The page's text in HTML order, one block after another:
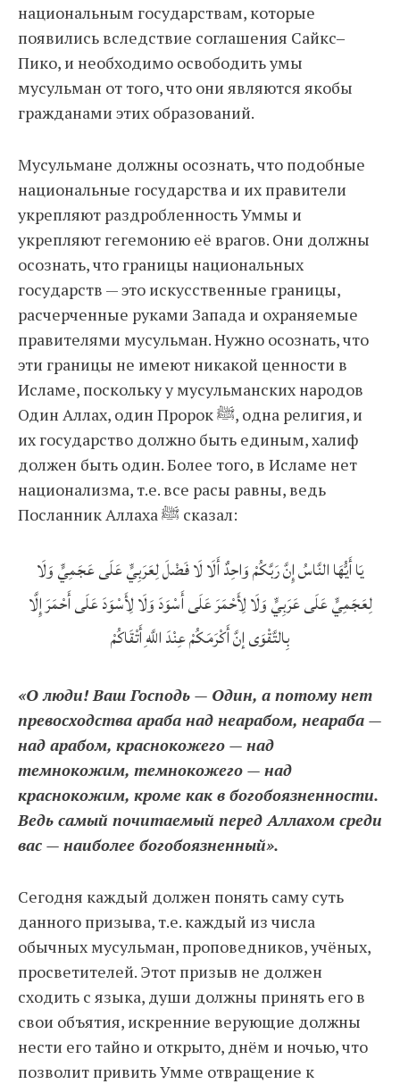
национальным государствам, которые
появились вследствие соглашения Сайкс‒
Пико, и необходимо освободить умы
мусульман от того, что они являются якобы
гражданами этих образований.
Мусульмане должны осознать, что подобные
национальные государства и их правители
укрепляют раздробленность Уммы и
укрепляют гегемонию её врагов. Они должны
осознать, что границы национальных
государств — это искусственные границы,
расчерченные руками Запада и охраняемые
правителями мусульман. Нужно осознать, что
эти границы не имеют никакой ценности в
Исламе, поскольку у мусульманских народов
Один Аллах, один Пророк ﷺ, одна религия, и
их государство должно быть единым, халиф
должен быть один. Более того, в Исламе нет
национализма, т.е. все расы равны, ведь
Посланник Аллаха ﷺ сказал:
يَا أَيُّهَا النَّاسُ إِنَّ رَبَّكُمْ وَاحِدٌ أَلَا لَا فَضْلَ لِعَرَبِيٍّ عَلَى عَجَمِيٍّ وَلَا
لِعَجَمِيٍّ عَلَى عَرَبِيٍّ وَلَا لِأَحْمَرَ عَلَى أَسْوَدَ وَلَا لِأَسْوَدَ عَلَى أَحْمَرَ إِلَّا
بِالتَّقْوَى إنَّ أَكْرَمَكُمْ عِنْدَ اللَّهِ أَتْقَاكُمْ
«О люди! Ваш Господь — Один, а потому нет
превосходства араба над неарабом, неараба —
над арабом, краснокожего — над
темнокожим, темнокожего — над
краснокожим, кроме как в богобоязненности.
Ведь самый почитаемый перед Аллахом среди
вас — наиболее богобоязненный».
Сегодня каждый должен понять саму суть
данного призыва, т.е. каждый из числа
обычных мусульман, проповедников, учёных,
просветителей. Этот призыв не должен
сходить с языка, души должны принять его в
свои объятия, искренние верующие должны
нести его тайно и открыто, днём и ночью, что
позволит привить Умме отвращение к